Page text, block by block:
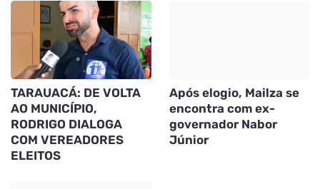
TARAUACÁ: DE VOLTA
AO MUNICÍPIO,
RODRIGO DIALOGA
COM VEREADORES
ELEITOS
Após elogio, Mailza se
encontra com ex-
governador Nabor
Júnior